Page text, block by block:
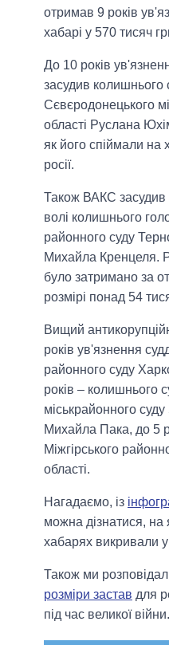
отримав 9 років
хабарі у 570 тисяч
До 10 років
засудив колишнього
Сєвєродонецького
області Руслана
як його спіймали на
росії.
Також ВАКС засудив
волі колишнього
районного суду
Михайла Кренцеля.
було затримано за
розмірі понад 54
Вищий
років ув'язнення
районного суду
років – колишнього
міськрайонного суду
Михайла Пака, до 5
Міжгірського
області.
Нагадаємо, із
можна дізнатися,
хабарях викривали
Також ми
розміри застав для
під час великої війни.